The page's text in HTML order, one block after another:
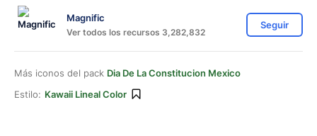
Magnific
Ver todos los recursos 3,282,832
Seguir
Más iconos del pack Dia De La Constitucion Mexico
Estilo: Kawaii Lineal Color